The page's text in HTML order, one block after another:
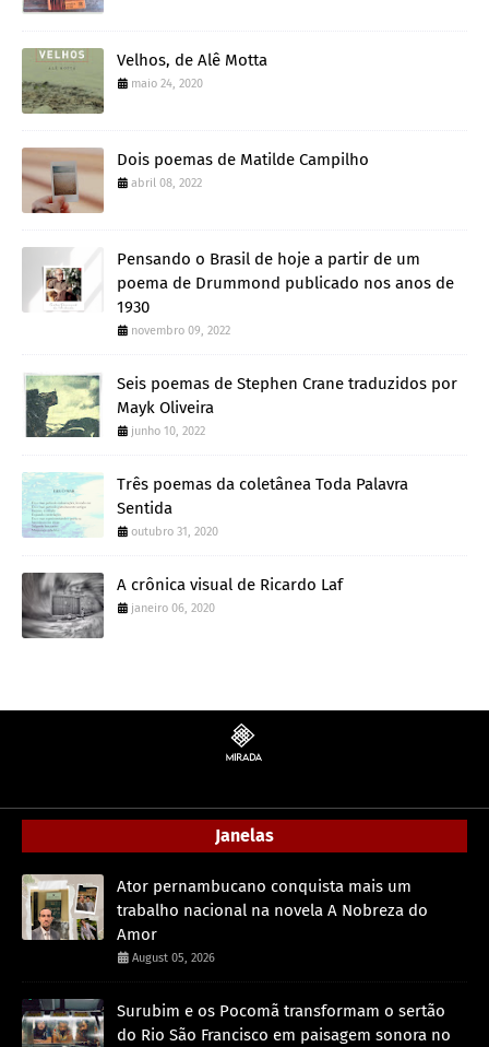
Velhos, de Alê Motta
maio 24, 2020
Dois poemas de Matilde Campilho
abril 08, 2022
Pensando o Brasil de hoje a partir de um
poema de Drummond publicado nos anos de
1930
novembro 09, 2022
Seis poemas de Stephen Crane traduzidos por
Mayk Oliveira
junho 10, 2022
Três poemas da coletânea Toda Palavra
Sentida
outubro 31, 2020
A crônica visual de Ricardo Laf
janeiro 06, 2020
Janelas
Ator pernambucano conquista mais um
trabalho nacional na novela A Nobreza do
Amor
August 05, 2026
Surubim e os Pocomã transformam o sertão
do Rio São Francisco em paisagem sonora no